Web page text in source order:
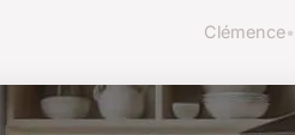
Clémence•